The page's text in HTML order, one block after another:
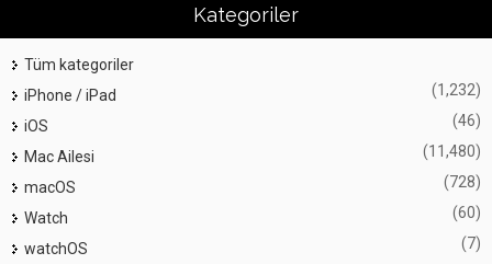
Kategoriler
Tüm kategoriler
iPhone / iPad
(1,232)
iOS (46)
Mac Ailesi (11,480)
macOS (728)
Watch (60)
watchOS (7)